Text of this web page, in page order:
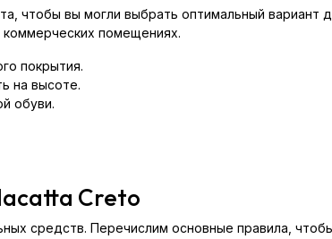
чтобы вы могли выбрать оптимальный вариант
помещениях.
покрытия.
на высоте.
обуви.
Creto
средств. Перечислим основные правила,